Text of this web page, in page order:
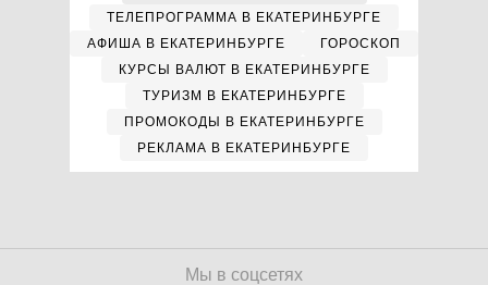
ТЕЛЕПРОГРАММА В ЕКАТЕРИНБУРГЕ
АФИША В ЕКАТЕРИНБУРГЕ
ГОРОСКОП
КУРСЫ ВАЛЮТ В ЕКАТЕРИНБУРГЕ
ТУРИЗМ В ЕКАТЕРИНБУРГЕ
ПРОМОКОДЫ В ЕКАТЕРИНБУРГЕ
РЕКЛАМА В ЕКАТЕРИНБУРГЕ
Мы в соцсетях